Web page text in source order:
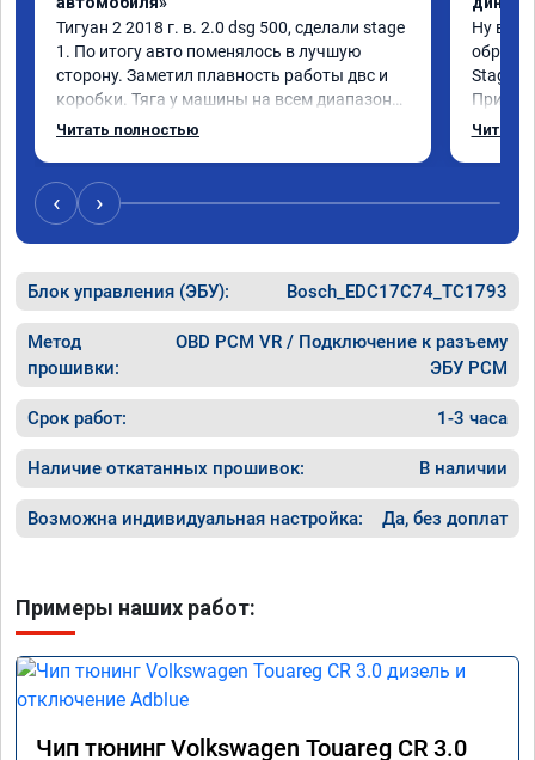
Тигуан 2 2018 г. в. 2.0 dsg 500, сделали stage
1. По итогу авто поменялось в лучшую
сторону. Заметил плавность работы двс и
коробки. Тяга у машины на всем диапазоне.
Впервые увидел расход по трассе меньше 8
стоит этих денег. Знал бы, сделал раньше.
Читать полностью
Ну вот,
Stage 1
При
всегда
Хочу
После
Чему я
Читать
‹ ›
Блок управления (ЭБУ): Bosch_EDC17C74_TC1793
Метод
прошивки:
OBD PCM VR / Подключение к разъему
ЭБУ PCM
Срок работ: 1-3 часа
Наличие откатанных прошивок: В наличии
Возможна индивидуальная настройка: Да, без доплат
Примеры наших работ:
Чип тюнинг Volkswagen Touareg CR 3.0